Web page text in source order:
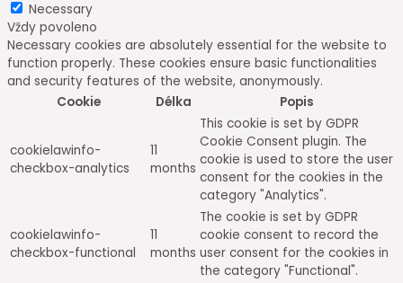
Necessary
Vždy povoleno
Necessary cookies are absolutely essential for the website to
function properly. These cookies ensure basic functionalities
and security features of the website, anonymously.
Cookie
Délka Popis
cookielawinfo-
checkbox-analytics
11
months
This cookie is set by GDPR
Cookie Consent plugin. The
cookie is used to store the user
consent for the cookies in the
category "Analytics".
cookielawinfo-
checkbox-functional
11
months
The cookie is set by GDPR
cookie consent to record the
user consent for the cookies in
the category "Functional".